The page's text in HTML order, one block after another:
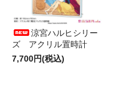
涼宮ハルヒシリー
ズ アクリル置時計
7,700円(税込)